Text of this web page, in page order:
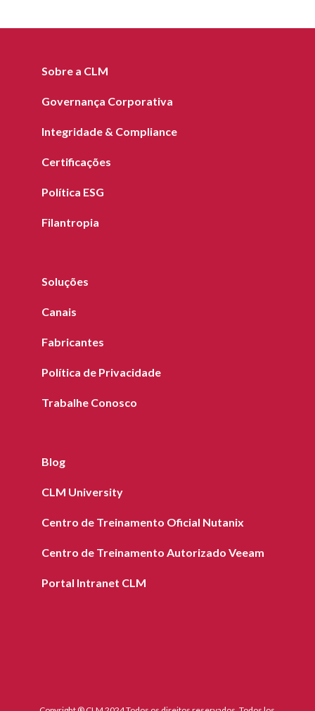
Sobre a CLM
Governança Corporativa
Integridade & Compliance
Certificações
Política ESG
Filantropia
Soluções
Canais
Fabricantes
Política de Privacidade
Trabalhe Conosco
Blog
CLM University
Centro de Treinamento Oficial Nutanix
Centro de Treinamento Autorizado Veeam
Portal Intranet CLM